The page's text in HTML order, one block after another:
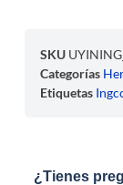
SKU
Categorías
Etiquetas
¿Tienes